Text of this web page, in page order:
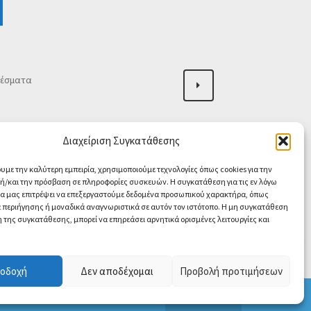
Διαχείριση Συγκατάθεσης
την καλύτερη εμπειρία, χρησιμοποιούμε τεχνολογίες όπως cookies για την
και την πρόσβαση σε πληροφορίες συσκευών. Η συγκατάθεση για τις εν λόγω
μας επιτρέψει να επεξεργαστούμε δεδομένα προσωπικού χαρακτήρα, όπως
ή μοναδικά αναγνωριστικά σε αυτόν τον ιστότοπο. Η μη συγκατάθεση
συγκατάθεσης, μπορεί να επηρεάσει αρνητικά ορισμένες λειτουργίες και
Δεν αποδέχομαι Προβολή προτιμήσεων
Sorted
O
e